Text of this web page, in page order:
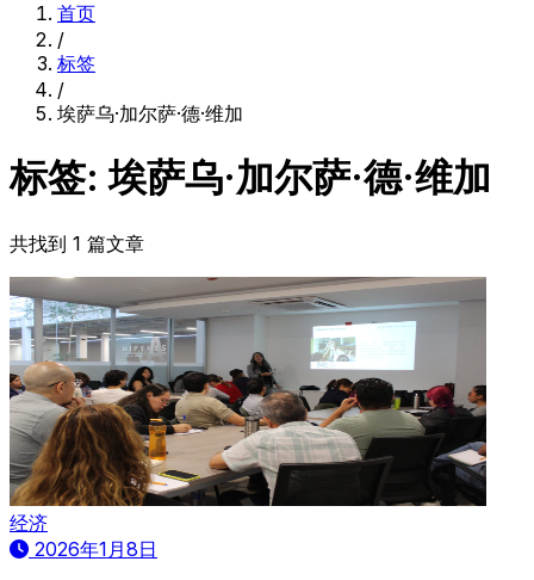
首页
/
标签
/
埃萨乌·加尔萨·德·维加
标签: 埃萨乌·加尔萨·德·维加
共找到 1 篇文章
经济
2026年1月8日